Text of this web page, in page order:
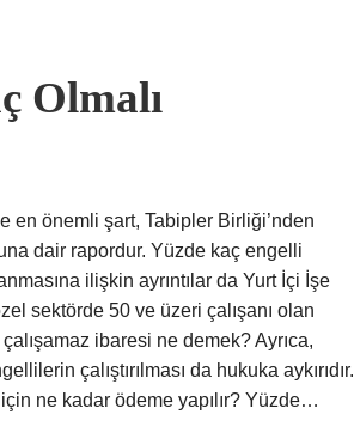
Olmalı
en önemli şart, Tabipler Birliği’nden
dair rapordur. Yüzde kaç engelli
ilişkin ayrıntılar da Yurt İçi İşe
sektörde 50 ve üzeri çalışanı olan
ibaresi ne demek? Ayrıca,
çalıştırılması da hukuka aykırıdır.
ne kadar ödeme yapılır? Yüzde…